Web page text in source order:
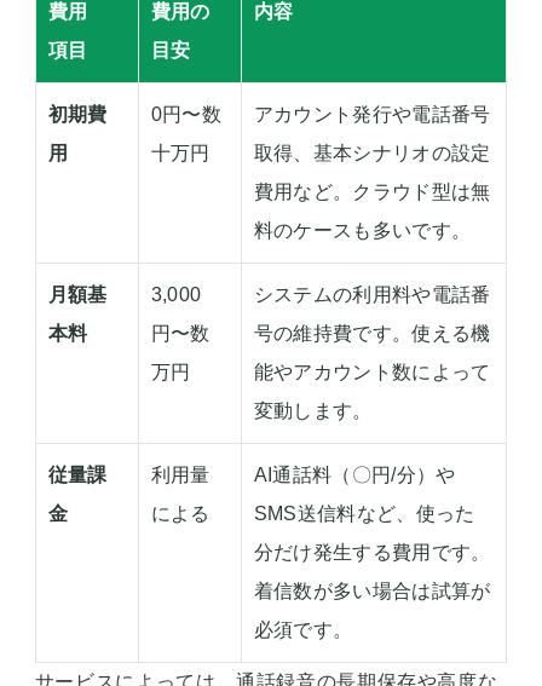
費用
項目
費用の
目安
内容
初期費
用
0円〜数
十万円
アカウント発行や電話番号
取得、基本シナリオの設定
費用など。クラウド型は無
料のケースも多いです。
月額基
本料
3,000
円〜数
万円
システムの利用料や電話番
号の維持費です。使える機
能やアカウント数によって
変動します。
従量課
金
利用量
による
AI通話料（〇円/分）や
SMS送信料など、使った
分だけ発生する費用です。
着信数が多い場合は試算が
必須です。
サービスによっては、通話録音の長期保存や高度な